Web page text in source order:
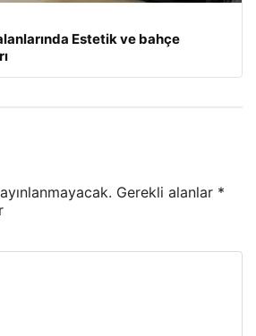
Estetik ve bahçe
Gerekli alanlar *